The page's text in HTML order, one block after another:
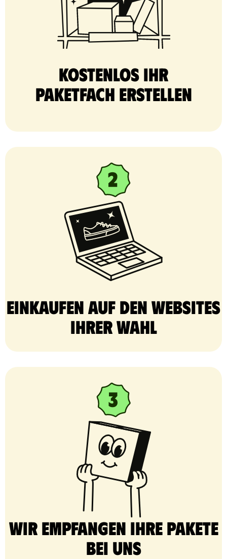
Kostenlos Ihr
Paketfach erstellen
Einkaufen auf den Websites
Ihrer Wahl
Wir empfangen Ihre Pakete
bei uns